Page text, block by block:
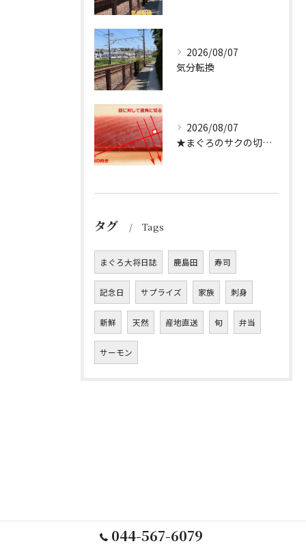
2026/08/07
気分転換
2026/08/07
★まぐろのサクの切り方★
タグ Tags
まぐろ大将日誌 鹿島田 寿司
記念日 サプライズ 家族 刺身
新鮮 天然 産地直送 旬 弁当
サーモン
044-567-6079